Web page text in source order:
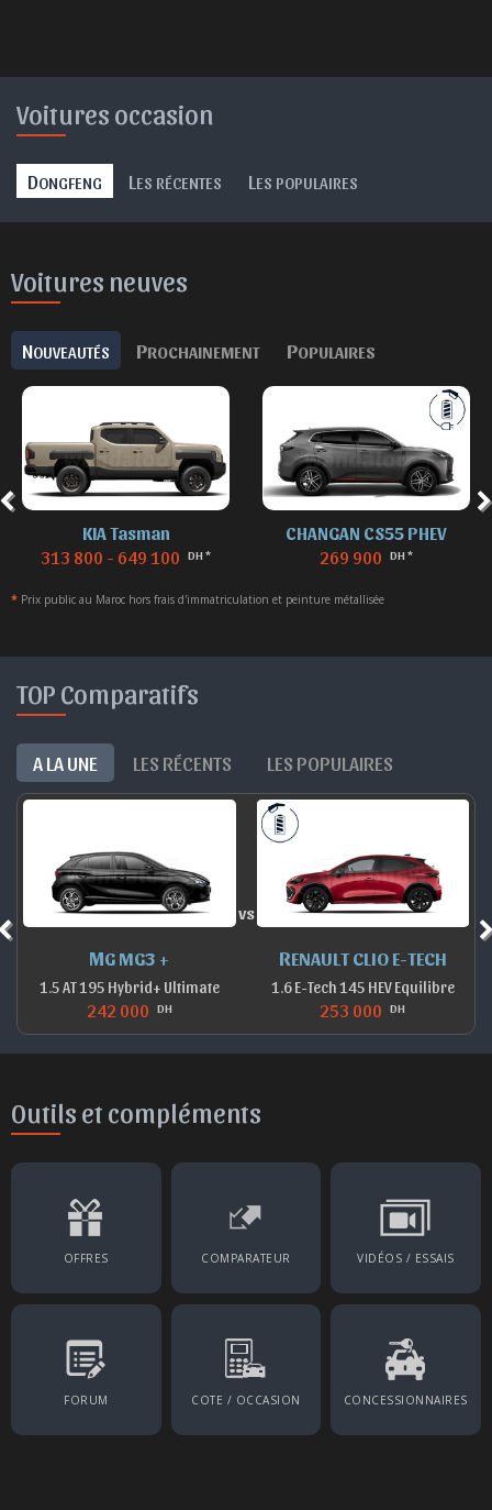
Voitures occasion
DONGFENG L ES RÉCENTES L ES POPULAIRES
Voitures neuves
NOUVEAUTÉS PROCHAINEMENT POPULAIRES
KIA Tasman
313 800 - 649 100 DH *
CHANGAN CS55 PHEV
269 900 DH *
* Prix public au Maroc hors frais d'immatriculation et peinture métallisée
TOP Comparatifs
A LA UNE LES RÉCENTS LES POPULAIRES
MG MG3 +
1.5 AT 195 Hybrid+ Ultimate
242 000 DH
vs
RENAULT CLIO E-TECH
1.6 E-Tech 145 HEV Equilibre
253 000 DH
Outils et compléments
OFFRES COMPARATEUR VIDÉOS / ESSAIS
FORUM COTE / OCCASION CONCESSIONNAIRES